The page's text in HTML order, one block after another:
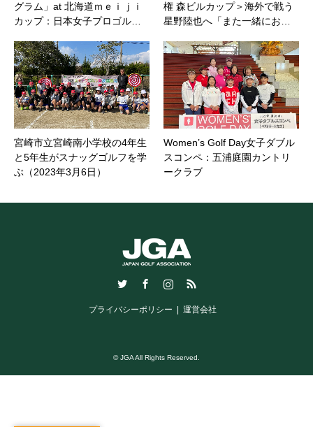
グラム」at 北海道ｍｅｉｊｉ
カップ：日本女子プロゴル…
権 森ビルカップ＞海外で戦う
星野陸也へ「また一緒にお…
宮崎市立宮崎南小学校の4年生
と5年生がスナッグゴルフを学
ぶ（2023年3月6日）
Women’s Golf Day女子ダブル
スコンペ：五浦庭園カントリ
ークラブ
RSS
プライバシーポリシー 運営会社
© JGA All Rights Reserved.